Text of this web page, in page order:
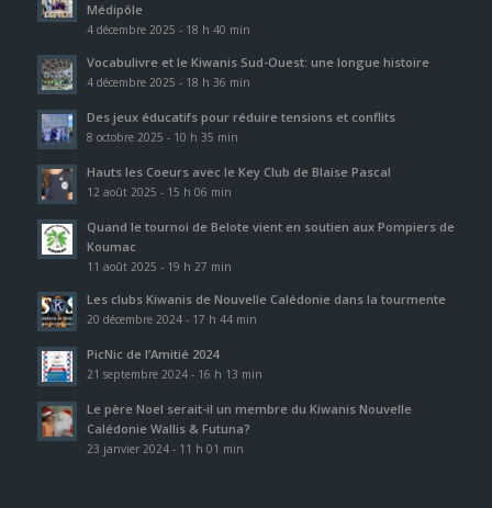
Médipôle
4 décembre 2025 - 18 h 40 min
Vocabulivre et le Kiwanis Sud-Ouest: une longue histoire
4 décembre 2025 - 18 h 36 min
Des jeux éducatifs pour réduire tensions et conflits
8 octobre 2025 - 10 h 35 min
Hauts les Coeurs avec le Key Club de Blaise Pascal
12 août 2025 - 15 h 06 min
Quand le tournoi de Belote vient en soutien aux Pompiers de
Koumac
11 août 2025 - 19 h 27 min
Les clubs Kiwanis de Nouvelle Calédonie dans la tourmente
20 décembre 2024 - 17 h 44 min
PicNic de l’Amitié 2024
21 septembre 2024 - 16 h 13 min
Le père Noel serait-il un membre du Kiwanis Nouvelle
Calédonie Wallis & Futuna?
23 janvier 2024 - 11 h 01 min